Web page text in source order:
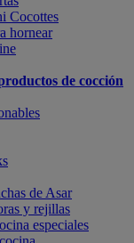
Cocottes
hornear
de cocción
de Asar
y rejillas
especiales